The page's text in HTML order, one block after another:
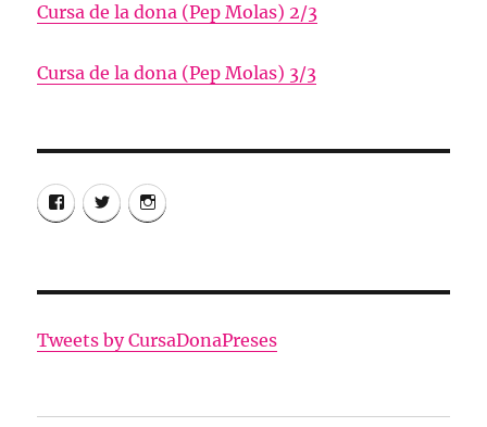
Cursa de la dona (Pep Molas) 2/3
Cursa de la dona (Pep Molas) 3/3
Facebook
TwitterInstagram
Tweets by CursaDonaPreses